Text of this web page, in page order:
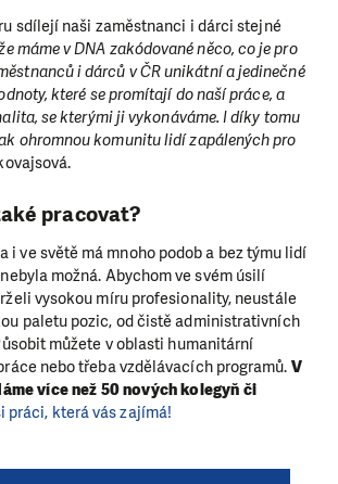
sdílejí naši zaměstnanci i dárci stejné
máme v DNA zakódované něco, co je pro
i dárců v ČR unikátní a jedinečné
které se promítají do naší práce, a
se kterými ji vykonáváme. I díky tomu
ohromnou komunitu lidí zapálených pro
pracovat?
i ve světě má mnoho podob a bez týmu lidí
možná. Abychom ve svém úsilí
vysokou míru profesionality, neustále
paletu pozic, od čistě administrativních
můžete v oblasti humanitární
nebo třeba vzdělávacích programů. V
více než 50 nových kolegyň či
práci, která vás zajímá!